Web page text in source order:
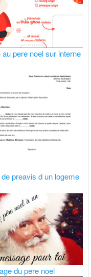
au pere noel sur interne
preavis d un logeme
du pere noel